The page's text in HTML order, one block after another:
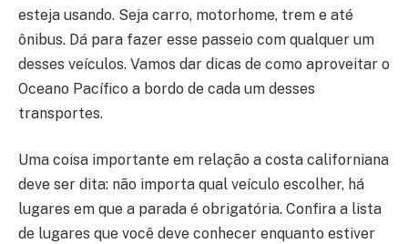
esteja usando. Seja carro, motorhome, trem e até
ônibus. Dá para fazer esse passeio com qualquer um
desses veículos. Vamos dar dicas de como aproveitar o
Oceano Pacífico a bordo de cada um desses
transportes.
Uma coisa importante em relação a costa californiana
deve ser dita: não importa qual veículo escolher, há
lugares em que a parada é obrigatória. Confira a lista
de lugares que você deve conhecer enquanto estiver